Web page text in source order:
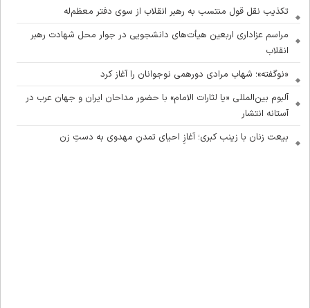
تکذیب نقل قول منتسب به رهبر انقلاب از سوی دفتر معظم‌له
مراسم عزاداری اربعین هیأت‌های دانشجویی در جوار محل شهادت رهبر
انقلاب
«نوگفته»؛ شهاب مرادی دورهمی نوجوانان را آغاز کرد
آلبوم بین‌المللی «یا لثارات الامام» با حضور مداحان ایران و جهان عرب در
آستانه انتشار
بیعت زنان با زینب کبری؛ آغازِ احیای تمدنِ مهدوی به دستِ زن